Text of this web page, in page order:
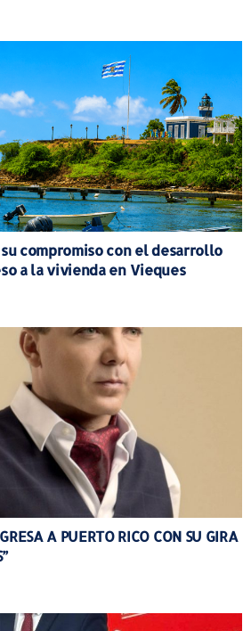
su compromiso con el desarrollo
a la vivienda en Vieques
A PUERTO RICO CON SU GIRA